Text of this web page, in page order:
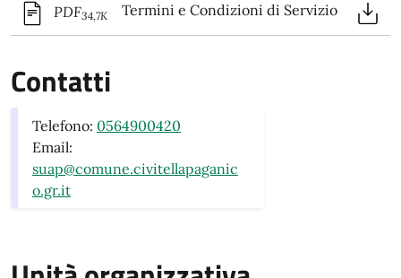
PDF34,7K Termini e Condizioni di Servizio
Contatti
Telefono: 0564900420
Email:
suap@comune.civitellapaganic
o.gr.it